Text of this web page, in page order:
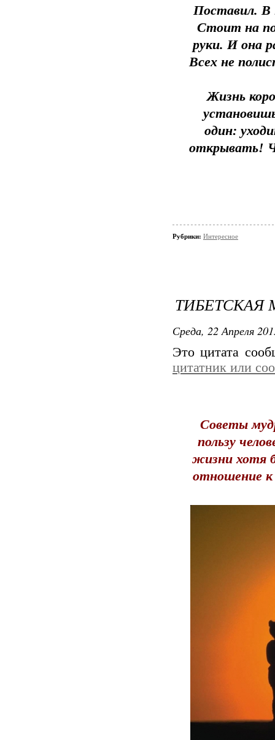
Поставил. В
Стоит на
руки. И она
Всех не
Жизнь
один:
открывать!
Рубрики: Интересное
ТИБЕТСКАЯ
Среда, 22 Апреля
Это цитата
цитатник или
Советы
пользу
жизни хотя
отношение